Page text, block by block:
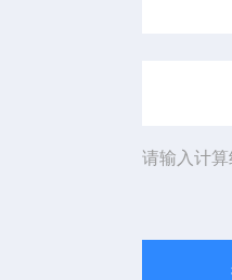
请输入计